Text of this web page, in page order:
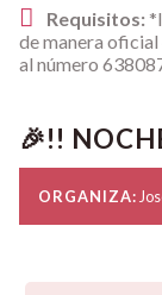
Requisitos:
de manera
al número
🎉!!
ORGANIZA: